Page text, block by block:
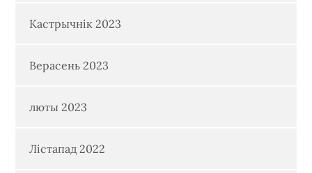
Кастрычнік 2023
Верасень 2023
люты 2023
Лістапад 2022